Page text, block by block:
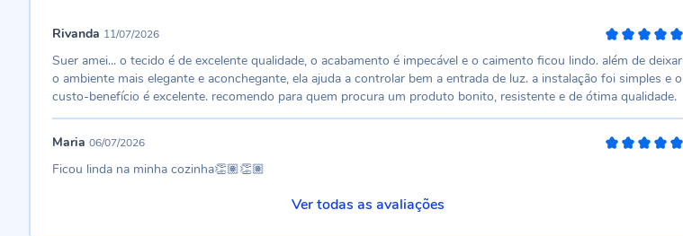
Rivanda 11/07/2026
Suer amei... o tecido é de excelente qualidade, o acabamento é impecável e o caimento ficou lindo. além de deixar
o ambiente mais elegante e aconchegante, ela ajuda a controlar bem a entrada de luz. a instalação foi simples e o
custo-benefício é excelente. recomendo para quem procura um produto bonito, resistente e de ótima qualidade.
Maria 06/07/2026
Ficou linda na minha cozinha👏🏽👏🏽
Ver todas as avaliações